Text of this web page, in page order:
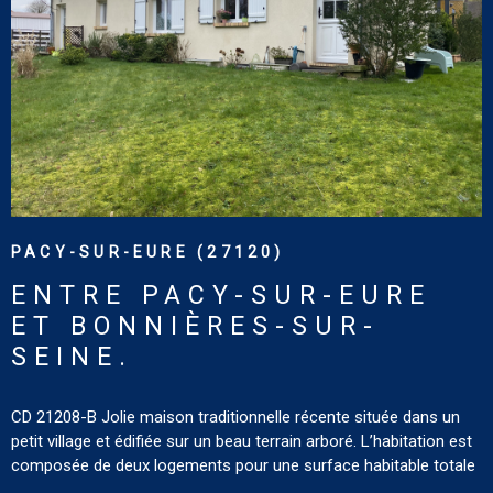
le site : www.georisques.gouv.fr
PACY-SUR-EURE (27120)
ENTRE PACY-SUR-EURE
ET BONNIÈRES-SUR-
SEINE.
CD 21208-B Jolie maison traditionnelle récente située dans un
petit village et édifiée sur un beau terrain arboré. L’habitation est
composée de deux logements pour une surface habitable totale
VOIR LE BIEN